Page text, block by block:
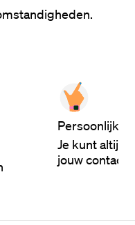
Persoonlijke
Je kunt altijd
jouw